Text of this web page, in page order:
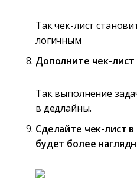
Так чек-лист
логичным
Дополните чек-лист
Так выполнение
в дедлайны.
Сделайте чек-лист
будет более